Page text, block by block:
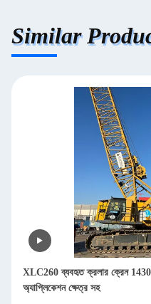
Similar
XLC260 ব্যবহৃত ক্রলার ক্রেন
অ্যাপ্লিকেশন ক্ষেত্র সহ